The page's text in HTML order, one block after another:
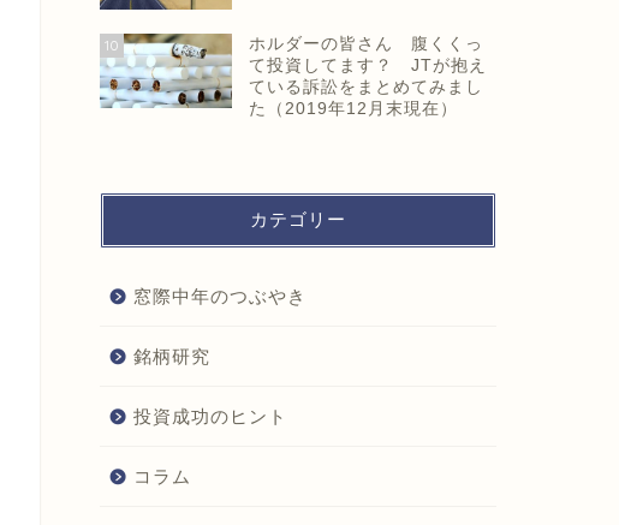
10
ホルダーの皆さん 腹くくっ
て投資してます？ JTが抱え
ている訴訟をまとめてみまし
た（2019年12月末現在）
カテゴリー
窓際中年のつぶやき
銘柄研究
投資成功のヒント
コラム